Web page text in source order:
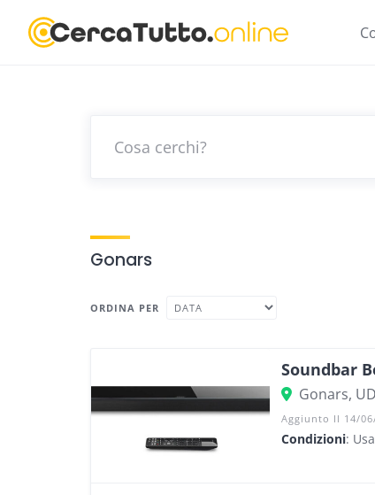
content
Gonars
ORDINA PER
Soundbar
Gonars, UD
Aggiunto Il 14/
Condizioni: